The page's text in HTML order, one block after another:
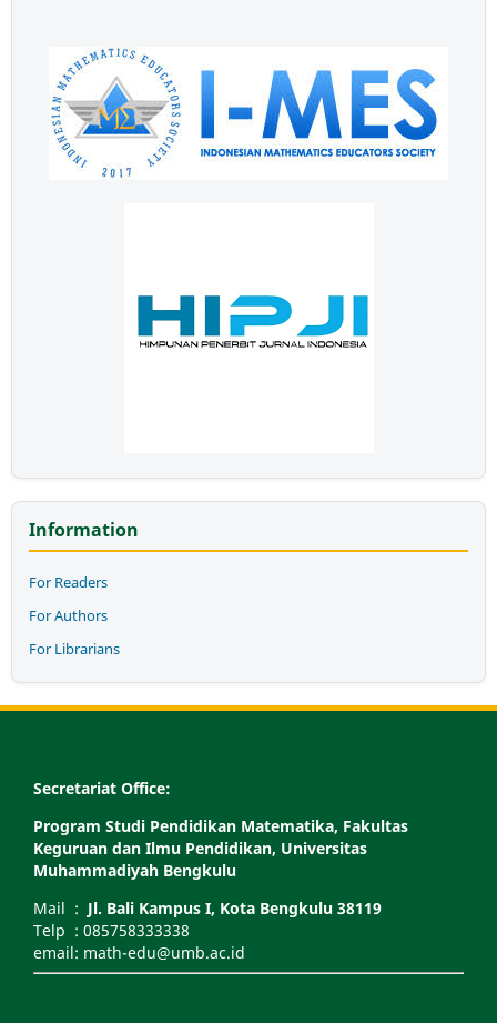
Information
For Readers
For Authors
For Librarians
Secretariat Office:
Program Studi Pendidikan Matematika, Fakultas
Keguruan dan Ilmu Pendidikan, Universitas
Muhammadiyah Bengkulu
Mail : Jl. Bali Kampus I, Kota Bengkulu 38119
Telp : 085758333338
email: math-edu@umb.ac.id